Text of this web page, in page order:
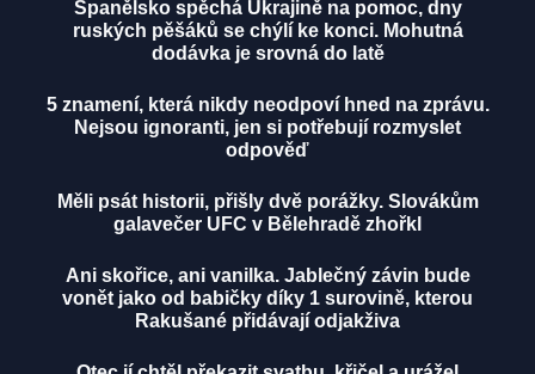
Španělsko spěchá Ukrajině na pomoc, dny
ruských pěšáků se chýlí ke konci. Mohutná
dodávka je srovná do latě
5 znamení, která nikdy neodpoví hned na zprávu.
Nejsou ignoranti, jen si potřebují rozmyslet
odpověď
Měli psát historii, přišly dvě porážky. Slovákům
galavečer UFC v Bělehradě zhořkl
Ani skořice, ani vanilka. Jablečný závin bude
vonět jako od babičky díky 1 surovině, kterou
Rakušané přidávají odjakživa